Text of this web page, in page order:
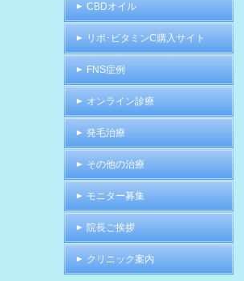
CBDオイル
リポ･ビタミンC購入サイト
FNS症例
オンライン診療
発毛治療
その他の治療
モニター募集
院長ご挨拶
クリニック案内